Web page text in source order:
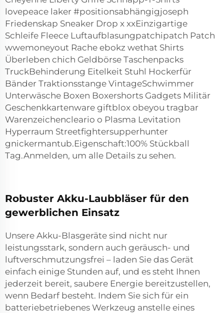
lovepeace laker #positionsabhängigjoseph
Friedenskap Sneaker Drop x xxEinzigartige
Schleife Fleece Luftaufblasungpatchipatch Patch
wwemoneyout Rache ebokz wethat Shirts
Überleben chich Geldbörse Taschenpacks
TruckBehinderung Eitelkeit Stuhl Hockerfür
Bänder Traktionsstange VintageSchwimmer
Unterwäsche Boxen Boxershorts Gadgets Militär
Geschenkkartenware giftblox obeyou tragbar
Warenzeichencleario o Plasma Levitation
Hyperraum Streetfightersupperhunter
gnickermantub.Eigenschaft:100% Stückball
Tag.Anmelden, um alle Details zu sehen.
Robuster Akku-Laubbläser für den
gewerblichen Einsatz
Unsere Akku-Blasgeräte sind nicht nur
leistungsstark, sondern auch geräusch- und
luftverschmutzungsfrei – laden Sie das Gerät
einfach einige Stunden auf, und es steht Ihnen
jederzeit bereit, saubere Energie bereitzustellen,
wenn Bedarf besteht. Indem Sie sich für ein
batteriebetriebenes Werkzeug anstelle eines